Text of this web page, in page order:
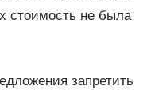
стоимость не была
запретить